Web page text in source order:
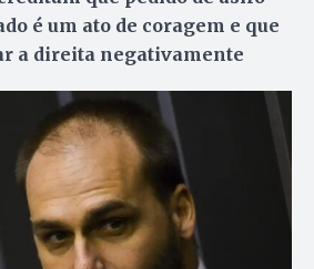
é um ato de coragem e que
a direita negativamente